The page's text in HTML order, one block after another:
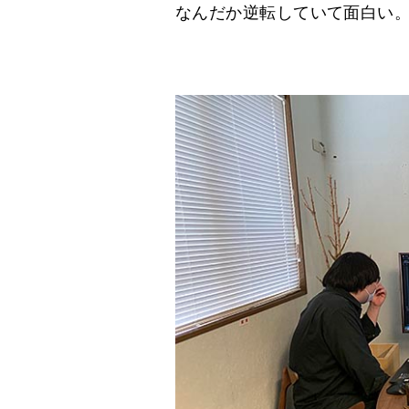
なんだか逆転していて面白い